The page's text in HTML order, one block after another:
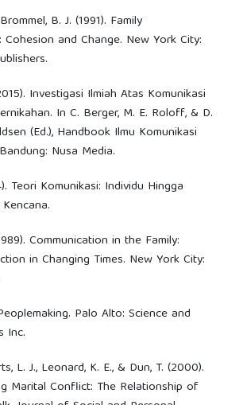
B. J. (1991). Family
Cohesion and Change. New York City:
Investigasi Ilmiah Atas Komunikasi
In C. Berger, M. E. Roloff, & D.
(Ed.), Handbook Ilmu Komunikasi
Nusa Media.
Teori Komunikasi: Individu Hingga
Communication in the Family:
in Changing Times. New York City:
Palo Alto: Science and
Inc.
L. J., Leonard, K. E., & Dun, T. (2000).
Marital Conflict: The Relationship of